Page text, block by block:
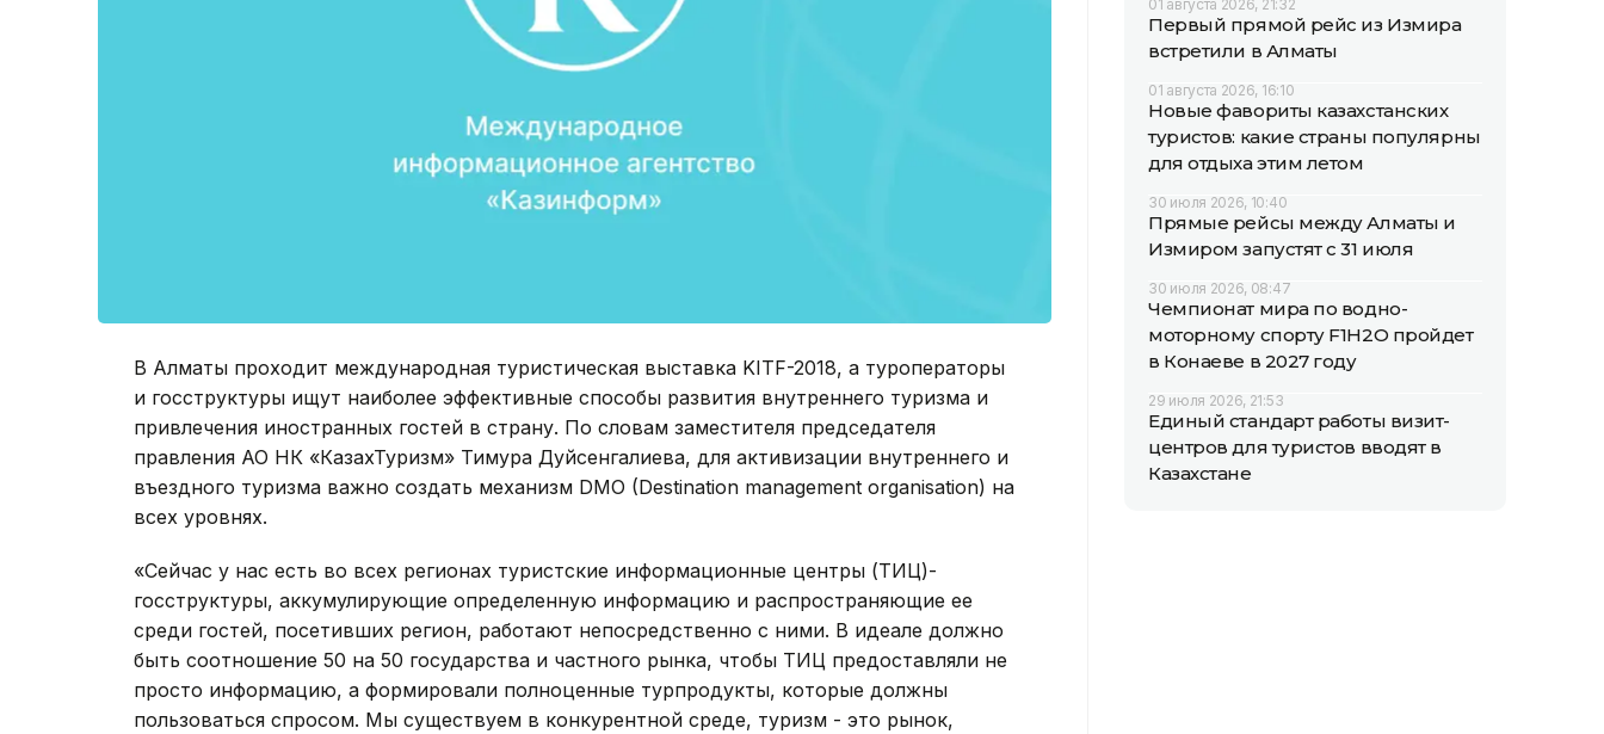
В Алматы проходит международная туристическая выставка KITF-2018, а туроператоры
и госструктуры ищут наиболее эффективные способы развития внутреннего туризма и
привлечения иностранных гостей в страну. По словам заместителя председателя
правления АО НК «КазахТуризм» Тимура Дуйсенгалиева, для активизации внутреннего и
въездного туризма важно создать механизм DMO (Destination management organisation) на
всех уровнях.
«Сейчас у нас есть во всех регионах туристские информационные центры (ТИЦ)-
госструктуры, аккумулирующие определенную информацию и распространяющие ее
среди гостей, посетивших регион, работают непосредственно с ними. В идеале должно
быть соотношение 50 на 50 государства и частного рынка, чтобы ТИЦ предоставляли не
просто информацию, а формировали полноценные турпродукты, которые должны
пользоваться спросом. Мы существуем в конкурентной среде, туризм - это рынок,
01 августа 2026, 21:32
Первый прямой рейс из Измира
встретили в Алматы
01 августа 2026, 16:10
Новые фавориты казахстанских
туристов: какие страны популярны
для отдыха этим летом
30 июля 2026, 10:40
Прямые рейсы между Алматы и
Измиром запустят с 31 июля
30 июля 2026, 08:47
Чемпионат мира по водно-
моторному спорту F1H2O пройдет
в Конаеве в 2027 году
29 июля 2026, 21:53
Единый стандарт работы визит-
центров для туристов вводят в
Казахстане